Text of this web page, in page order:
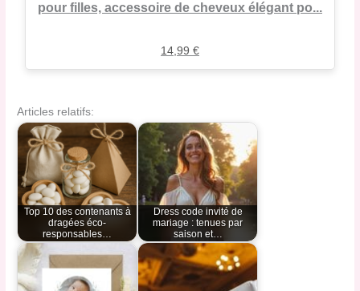
pour filles, accessoire de cheveux élégant po...
14,99 €
Articles relatifs:
Top 10 des contenants à
dragées éco-
responsables…
Dress code invité de
mariage : tenues par
saison et…